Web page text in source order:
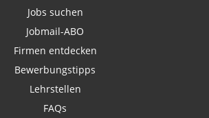
Jobs suchen
Jobmail-ABO
Firmen entdecken
Bewerbungstipps
Lehrstellen
FAQs